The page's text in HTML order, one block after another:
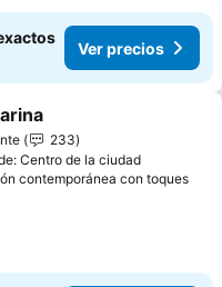
Ver precios
a favoritos
233
Centro de la ciudad
contemporánea con toques